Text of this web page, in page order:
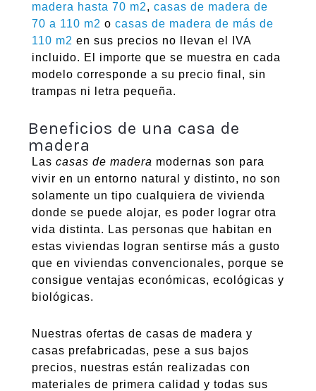
madera hasta 70 m2, casas de madera de
70 a 110 m2 o casas de madera de más de
110 m2 en sus precios no llevan el IVA
incluido. El importe que se muestra en cada
modelo corresponde a su precio final, sin
trampas ni letra pequeña.
Beneficios de una casa de
madera
Las casas de madera modernas son para
vivir en un entorno natural y distinto, no son
solamente un tipo cualquiera de vivienda
donde se puede alojar, es poder lograr otra
vida distinta. Las personas que habitan en
estas viviendas logran sentirse más a gusto
que en viviendas convencionales, porque se
consigue ventajas económicas, ecológicas y
biológicas.
Nuestras ofertas de casas de madera y
casas prefabricadas, pese a sus bajos
precios, nuestras están realizadas con
materiales de primera calidad y todas sus